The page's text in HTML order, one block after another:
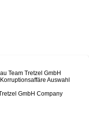
Team Tretzel GmbH
Auswahl
GmbH Company